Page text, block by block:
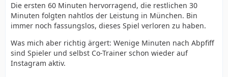
Die ersten 60 Minuten hervorragend, die restlichen 30
Minuten folgten nahtlos der Leistung in München. Bin
immer noch fassungslos, dieses Spiel verloren zu haben.
Was mich aber richtig ärgert: Wenige Minuten nach Abpfiff
sind Spieler und selbst Co-Trainer schon wieder auf
Instagram aktiv.